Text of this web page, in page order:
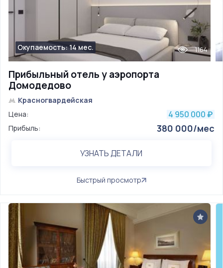
Прибыльный отель у аэропорта
Домодедово
Окупаемость: 14 мес. 1164
Красногвардейская
Цена:
4 950 000 ₽
Прибыль: 380 000/мес
УЗНАТЬ ДЕТАЛИ
Быстрый просмотр